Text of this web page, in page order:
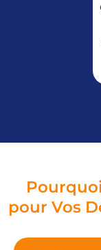
pour Vos